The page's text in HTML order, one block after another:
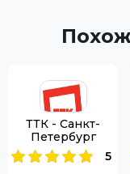
ТТК - Санкт-
Петербург
5